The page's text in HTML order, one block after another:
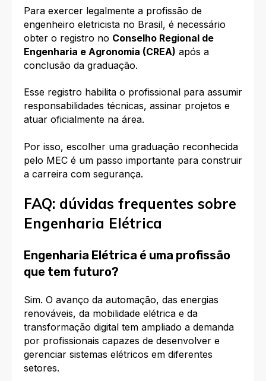
Para exercer legalmente a profissão de
engenheiro eletricista no Brasil, é necessário
obter o registro no Conselho Regional de
Engenharia e Agronomia (CREA) após a
conclusão da graduação.
Esse registro habilita o profissional para assumir
responsabilidades técnicas, assinar projetos e
atuar oficialmente na área.
Por isso, escolher uma graduação reconhecida
pelo MEC é um passo importante para construir
a carreira com segurança.
FAQ: dúvidas frequentes sobre
Engenharia Elétrica
Engenharia Elétrica é uma profissão
que tem futuro?
Sim. O avanço da automação, das energias
renováveis, da mobilidade elétrica e da
transformação digital tem ampliado a demanda
por profissionais capazes de desenvolver e
gerenciar sistemas elétricos em diferentes
setores.